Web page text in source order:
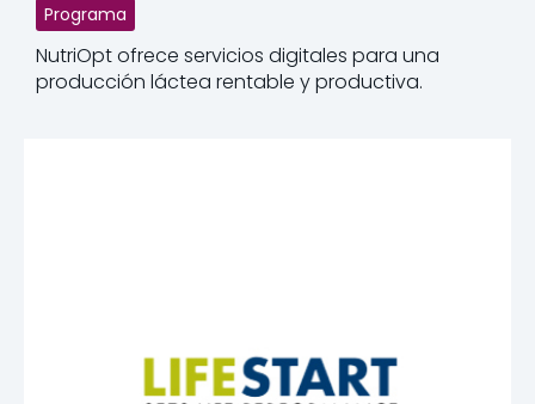
Programa
NutriOpt ofrece servicios digitales para una
producción láctea rentable y productiva.